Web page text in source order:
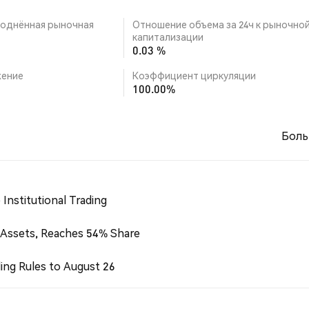
рыночная
Отношение объема за 24ч к
капитализации
0.03 %
Коэффициент циркуляции
100.00%
Institutional Trading
Reaches 54% Share
Rules to August 26